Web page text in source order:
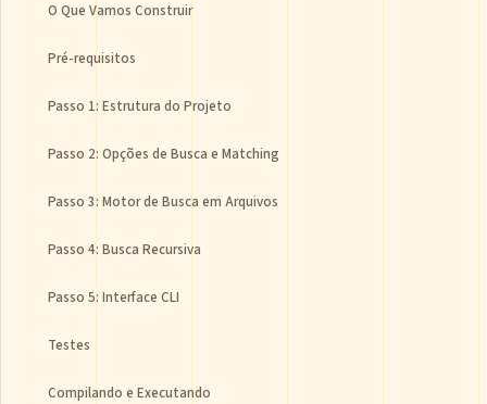
O Que Vamos Construir
Pré-requisitos
Passo 1: Estrutura do Projeto
Passo 2: Opções de Busca e Matching
Passo 3: Motor de Busca em Arquivos
Passo 4: Busca Recursiva
Passo 5: Interface CLI
Testes
Compilando e Executando